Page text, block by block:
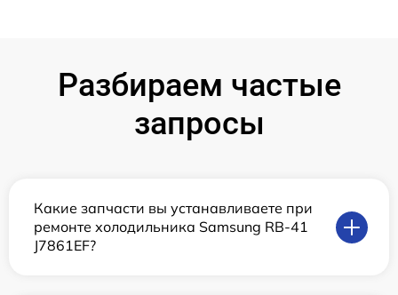
Разбираем частые
запросы
Какие запчасти вы устанавливаете при
ремонте холодильника Samsung RB-41
J7861EF?